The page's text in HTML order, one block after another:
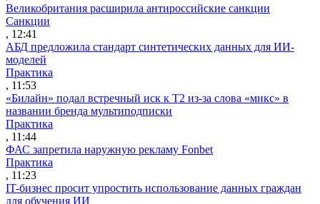
Великобритания расширила антироссийские санкции
Санкции
, 12:41
АБД предложила стандарт синтетических данных для ИИ-
моделей
Практика
, 11:53
«Билайн» подал встречный иск к Т2 из-за слова «микс» в
названии бренда мультиподписки
Практика
, 11:44
ФАС запретила наружную рекламу Fonbet
Практика
, 11:23
IT-бизнес просит упростить использование данных граждан
для обучения ИИ